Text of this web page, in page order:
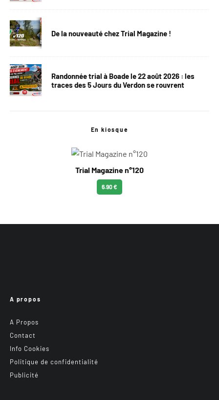
De la nouveauté chez Trial Magazine !
Randonnée trial à Boade le 22 août 2026 : les
traces des 5 Jours du Verdon se rouvrent
En kiosque
Trial Magazine n°120
6.90 €
A propos
A Propos
Contact
Info Cookies
Politique de confidentialité
Publicité